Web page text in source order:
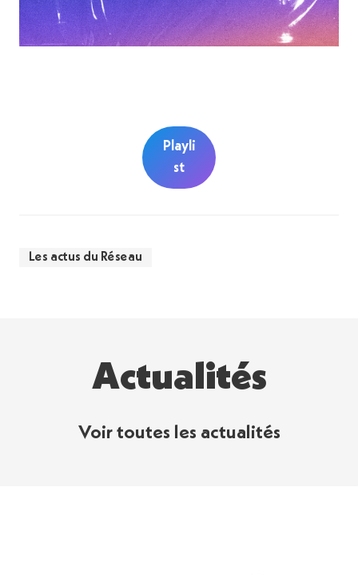
Playli
st
Les actus du Réseau
Actualités
Voir toutes les actualités